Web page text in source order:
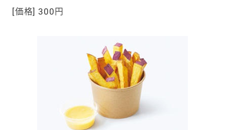
[価格] 300円